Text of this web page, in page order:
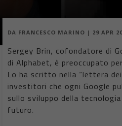
DA FRANCESCO MARINO | 29 APR
Sergey Brin, cofondatore di
di Alphabet, è preoccupato
Lo ha scritto nella “lettera
investitori che ogni Google
sullo sviluppo della
futuro.